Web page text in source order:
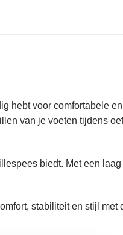
hebt voor comfortabele
van je voeten tijdens
biedt. Met een
stabiliteit en stijl met